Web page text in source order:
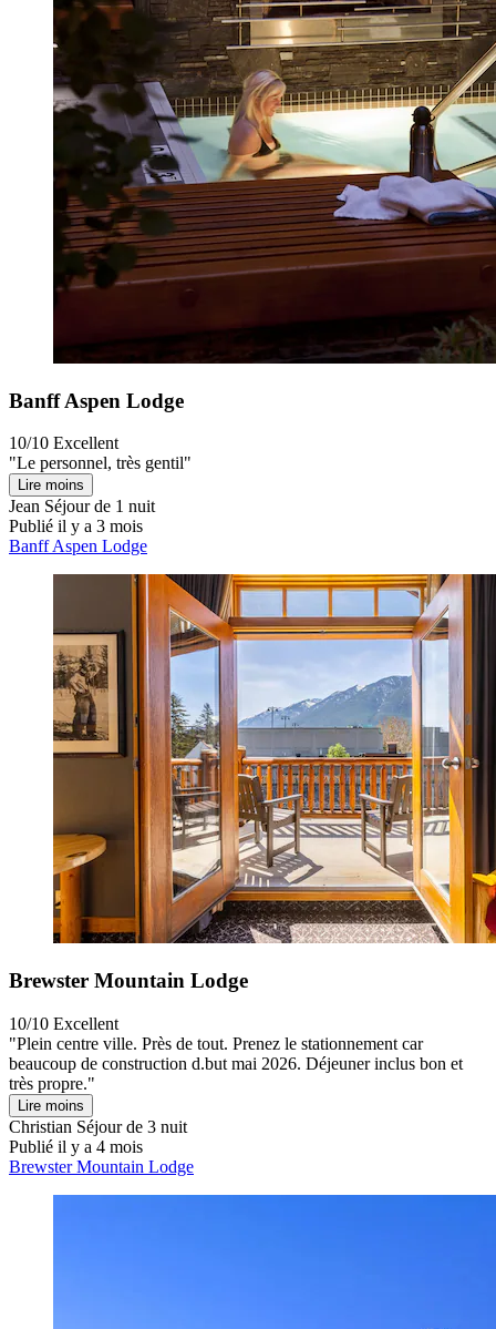
Banff Aspen Lodge
10/10 Excellent
"Le personnel, très gentil"
Lire moins
Jean Séjour de 1 nuit
Publié il y a 3 mois
Banff Aspen Lodge
Brewster Mountain Lodge
10/10 Excellent
"Plein centre ville. Près de tout. Prenez le stationnement car
beaucoup de construction d.but mai 2026. Déjeuner inclus bon et
très propre."
Lire moins
Christian Séjour de 3 nuit
Publié il y a 4 mois
Brewster Mountain Lodge